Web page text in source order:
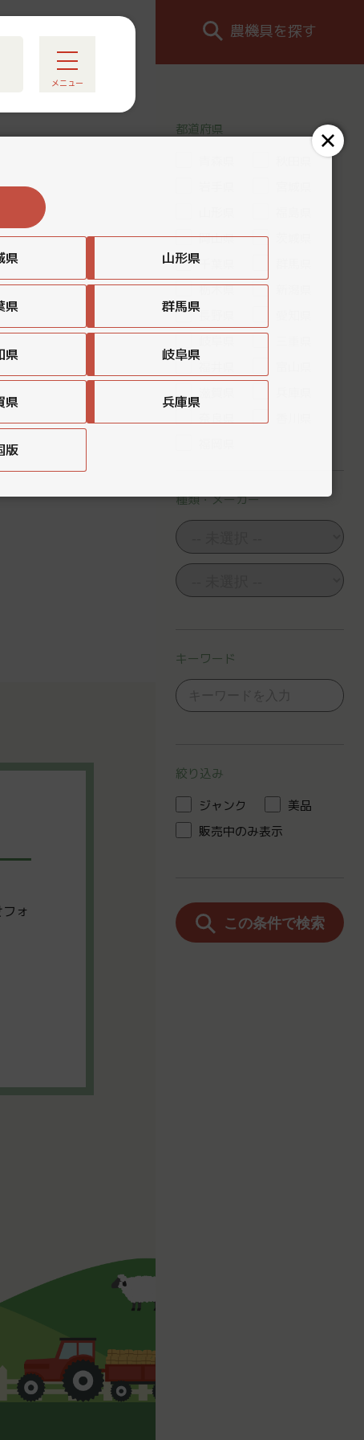
メニュー
農機具を探す
都道府県
岡山県
千葉県
栃木県
長野県
種類・メーカー
キーワード
絞り込み
ジャンク
美品
販売中のみ表示
この条件で検索
ォ
県 山形県
県 群馬県
県 岐阜県
県 兵庫県
版